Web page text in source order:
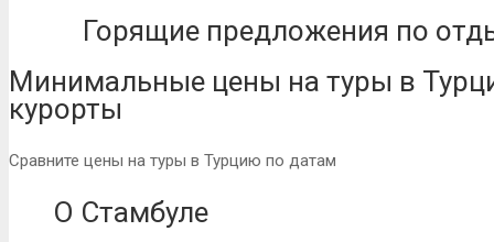
Горящие предложения по
Минимальные цены на туры в
курорты
Сравните цены на туры в Турцию по датам
О Стамбуле